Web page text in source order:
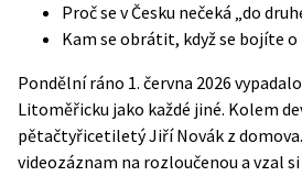
Proč se v Česku nečeká „do
Kam se obrátit, když se bojíte
Pondělní ráno 1. června 2026
Litoměřicku jako každé jiné. Kolem
pětačtyřicetiletý Jiří Novák z
videozáznam na rozloučenou a vzal